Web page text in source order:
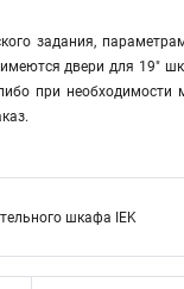
задания,
двери для 19"
при
шкафа IEK